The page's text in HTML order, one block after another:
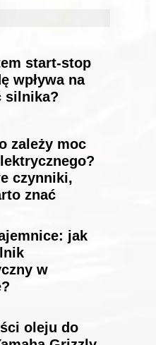
start-stop
wpływa na
silnika?
zależy moc
czynniki,
znać
jak
w
oleju do